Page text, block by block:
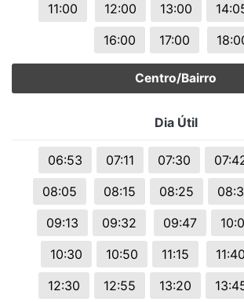
11:00
12:00 13:00
16:00
17:00
Centro/Bairro
Dia Útil
06:53 07:11 07:30
08:05
08:15 08:25
09:13
09:32 09:47
10:30
10:50 11:15 11:40
12:30
12:55 13:20